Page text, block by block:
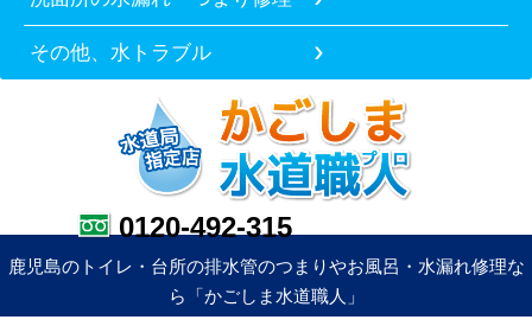
その他、水トラブル
0120-492-315
鹿児島のトイレ・台所の排水管のつまりやお風呂・水漏れ修理な
ら「かごしま水道職人」